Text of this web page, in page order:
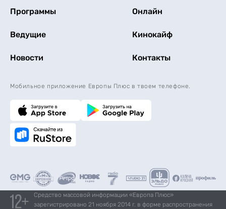
Программы Онлайн
Ведущие Кинокайф
Новости Контакты
Мобильное приложение Европы Плюс в твоем телефоне.
Средство массовой информации «Европа Плюс»
зарегистрировано 21 ноября 2014 г. в форме распространения